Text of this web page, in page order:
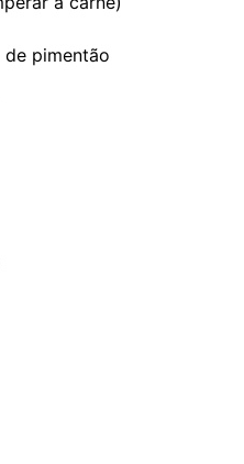
de pimentão